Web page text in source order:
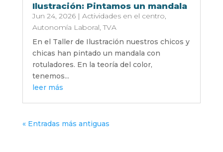
Ilustración: Pintamos un mandala
Jun 24, 2026| Actividades en el centro,
Autonomía Laboral,TVA
En el Taller de Ilustración nuestros chicos y
chicas han pintado un mandala con
rotuladores. En la teoría del color,
tenemos...
leer más
« Entradas más antiguas